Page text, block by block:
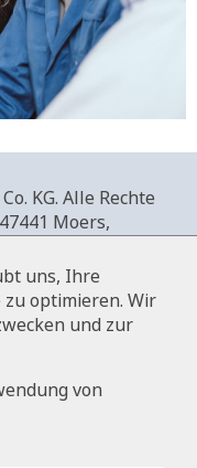
KG. Alle Rechte
47441 Moers,
uns, Ihre
optimieren. Wir
und zur
von